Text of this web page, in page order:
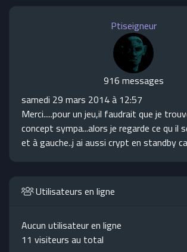
Ptiseigneur
916 messages
samedi 29 mars 2014 à 12:57
Merci.....pour un jeu,il faudrait que je
concept sympa...alors je regarde ce qu il
et à gauche..j ai aussi crypt en standby
Utilisateurs en ligne
Aucun utilisateur en ligne
11 visiteurs au total